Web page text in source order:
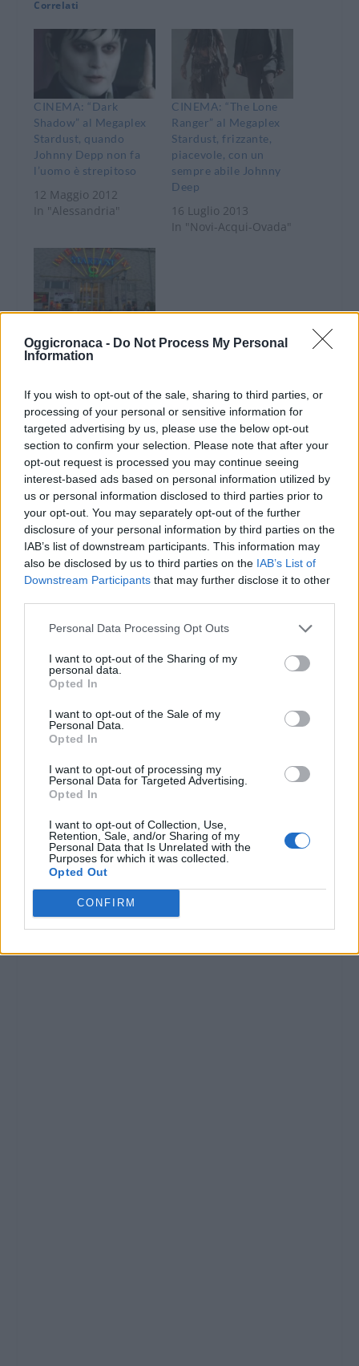
Oggicronaca - Do Not Process My Personal
Information
If you wish to opt-out of the sale, sharing to third parties, or
processing of your personal or sensitive information for
targeted advertising by us, please use the below opt-out
section to confirm your selection. Please note that after your
opt-out request is processed you may continue seeing
interest-based ads based on personal information utilized by
us or personal information disclosed to third parties prior to
your opt-out. You may separately opt-out of the further
disclosure of your personal information by third parties on the
IAB’s list of downstream participants. This information may
also be disclosed by us to third parties on the IAB’s List of
Downstream Participants that may further disclose it to other
Personal Data Processing Opt Outs
I want to opt-out of the Sharing of my
personal data.
Opted In
I want to opt-out of the Sale of my
Personal Data.
Opted In
I want to opt-out of processing my
Personal Data for Targeted Advertising.
Opted In
I want to opt-out of Collection, Use,
Retention, Sale, and/or Sharing of my
Personal Data that Is Unrelated with the
Purposes for which it was collected.
Opted Out
CONFIRM
Correlati
CINEMA: “Dark
Shadow” al Megaplex
Stardust, quando
Johnny Depp non fa
l’uomo è strepitoso
12 Maggio 2012
In "Alessandria"
CINEMA: “The Lone
Ranger” al Megaplex
Stardust, frizzante,
piacevole, con un
sempre abile Johnny
Deep
16 Luglio 2013
In "Novi-Acqui-Ovada"
Megaplex Stardust
fino a mercoledì 14
ridotto grazie al
Circolo del Cinema
11 Ottobre 2015
In "Ultim'ora"
CONDIVIDERE: